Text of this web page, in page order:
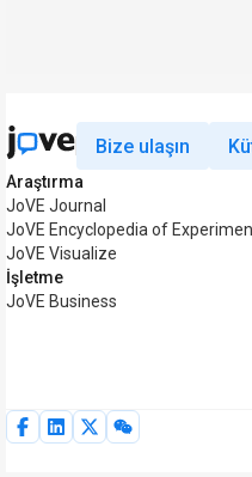
Bize ulaşın
Araştırma
JoVE Journal
JoVE Encyclopedia of
JoVE Visualize
İşletme
JoVE Business